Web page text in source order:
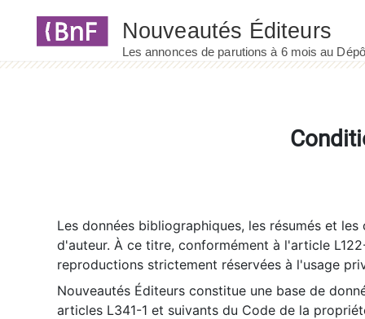
Les données bibliographiques, les résumés et
d'auteur. À ce titre, conformément à l'article
reproductions strictement réservées à l'usage
Nouveautés Éditeurs constitue une base de
articles L341-1 et suivants du Code de la